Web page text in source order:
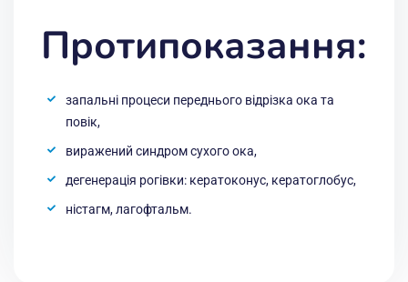
Протипоказання:
запальні процеси переднього відрізка ока та
повік,
виражений синдром сухого ока,
дегенерація рогівки: кератоконус, кератоглобус,
ністагм, лагофтальм.